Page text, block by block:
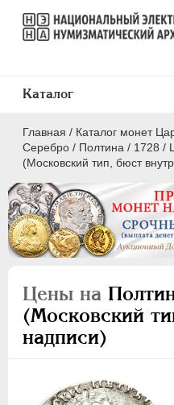
Главная / Каталог монет
Серебро / Полтина / 1728 /
(Московский тип, бюст
Цены на
(Московский
надписи)
Каталог
ПEТР I 1699 - 1725
ЕКАТЕРИНА I 1725-1727
Золото
Серебро
Полтина